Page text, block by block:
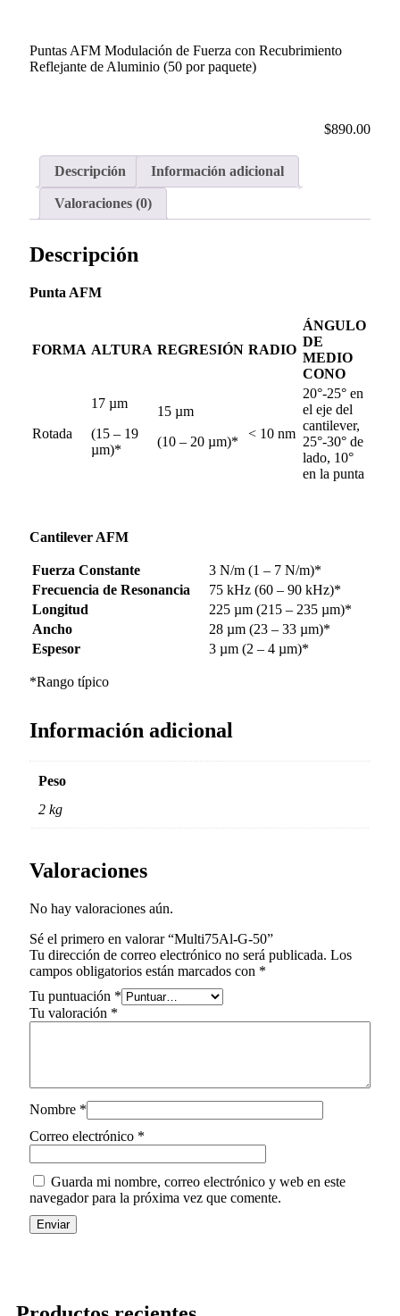
Puntas AFM Modulación de Fuerza con Recubrimiento
Reflejante de Aluminio (50 por paquete)
$890.00
Descripción Información adicional
Valoraciones (0)
Descripción
Punta AFM
FORMA ALTURA REGRESIÓN RADIO
ÁNGULO
DE
MEDIO
CONO
Rotada
17 µm
(15 – 19
µm)*
15 µm
(10 – 20 µm)*
< 10 nm
20°-25° en
el eje del
cantilever,
25°-30° de
lado, 10°
en la punta
Cantilever AFM
Fuerza Constante
3 N/m (1 – 7 N/m)*
Frecuencia de Resonancia
75 kHz (60 – 90 kHz)*
Longitud
225 µm (215 – 235 µm)*
Ancho
28 µm (23 – 33 µm)*
Espesor
3 µm (2 – 4 µm)*
*Rango típico
Información adicional
Peso
2 kg
Valoraciones
No hay valoraciones aún.
Sé el primero en valorar “Multi75Al-G-50”
Tu dirección de correo electrónico no será publicada. Los
campos obligatorios están marcados con *
Tu puntuación *
Tu valoración *
Nombre *
Correo electrónico *
Guarda mi nombre, correo electrónico y web en este
navegador para la próxima vez que comente.